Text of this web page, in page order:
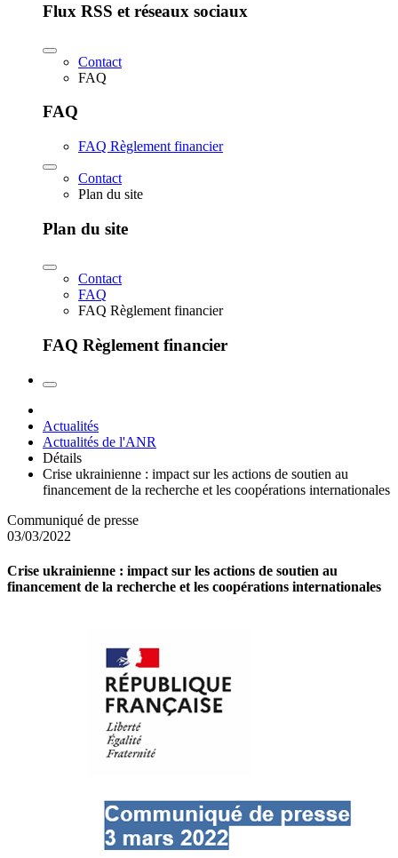
Flux RSS et réseaux sociaux
Contact
FAQ
FAQ
FAQ Règlement financier
Contact
Plan du site
Plan du site
Contact
FAQ
FAQ Règlement financier
FAQ Règlement financier
Actualités
Actualités de l'ANR
Détails
Crise ukrainienne : impact sur les actions de soutien au
financement de la recherche et les coopérations internationales
Communiqué de presse
03/03/2022
Crise ukrainienne : impact sur les actions de soutien au
financement de la recherche et les coopérations internationales